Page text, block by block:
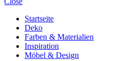
Startseite
Deko
Farben & Materialien
Inspiration
Möbel & Design